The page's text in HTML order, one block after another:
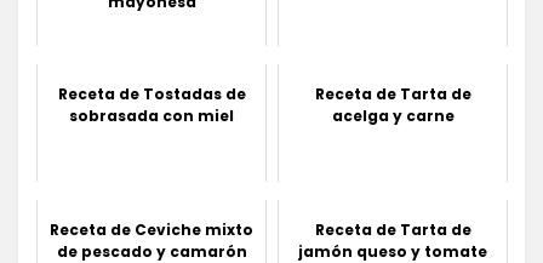
Receta de Tostadas de
sobrasada con miel
Receta de Tarta de
acelga y carne
Receta de Ceviche mixto
de pescado y camarón
Receta de Tarta de
jamón queso y tomate